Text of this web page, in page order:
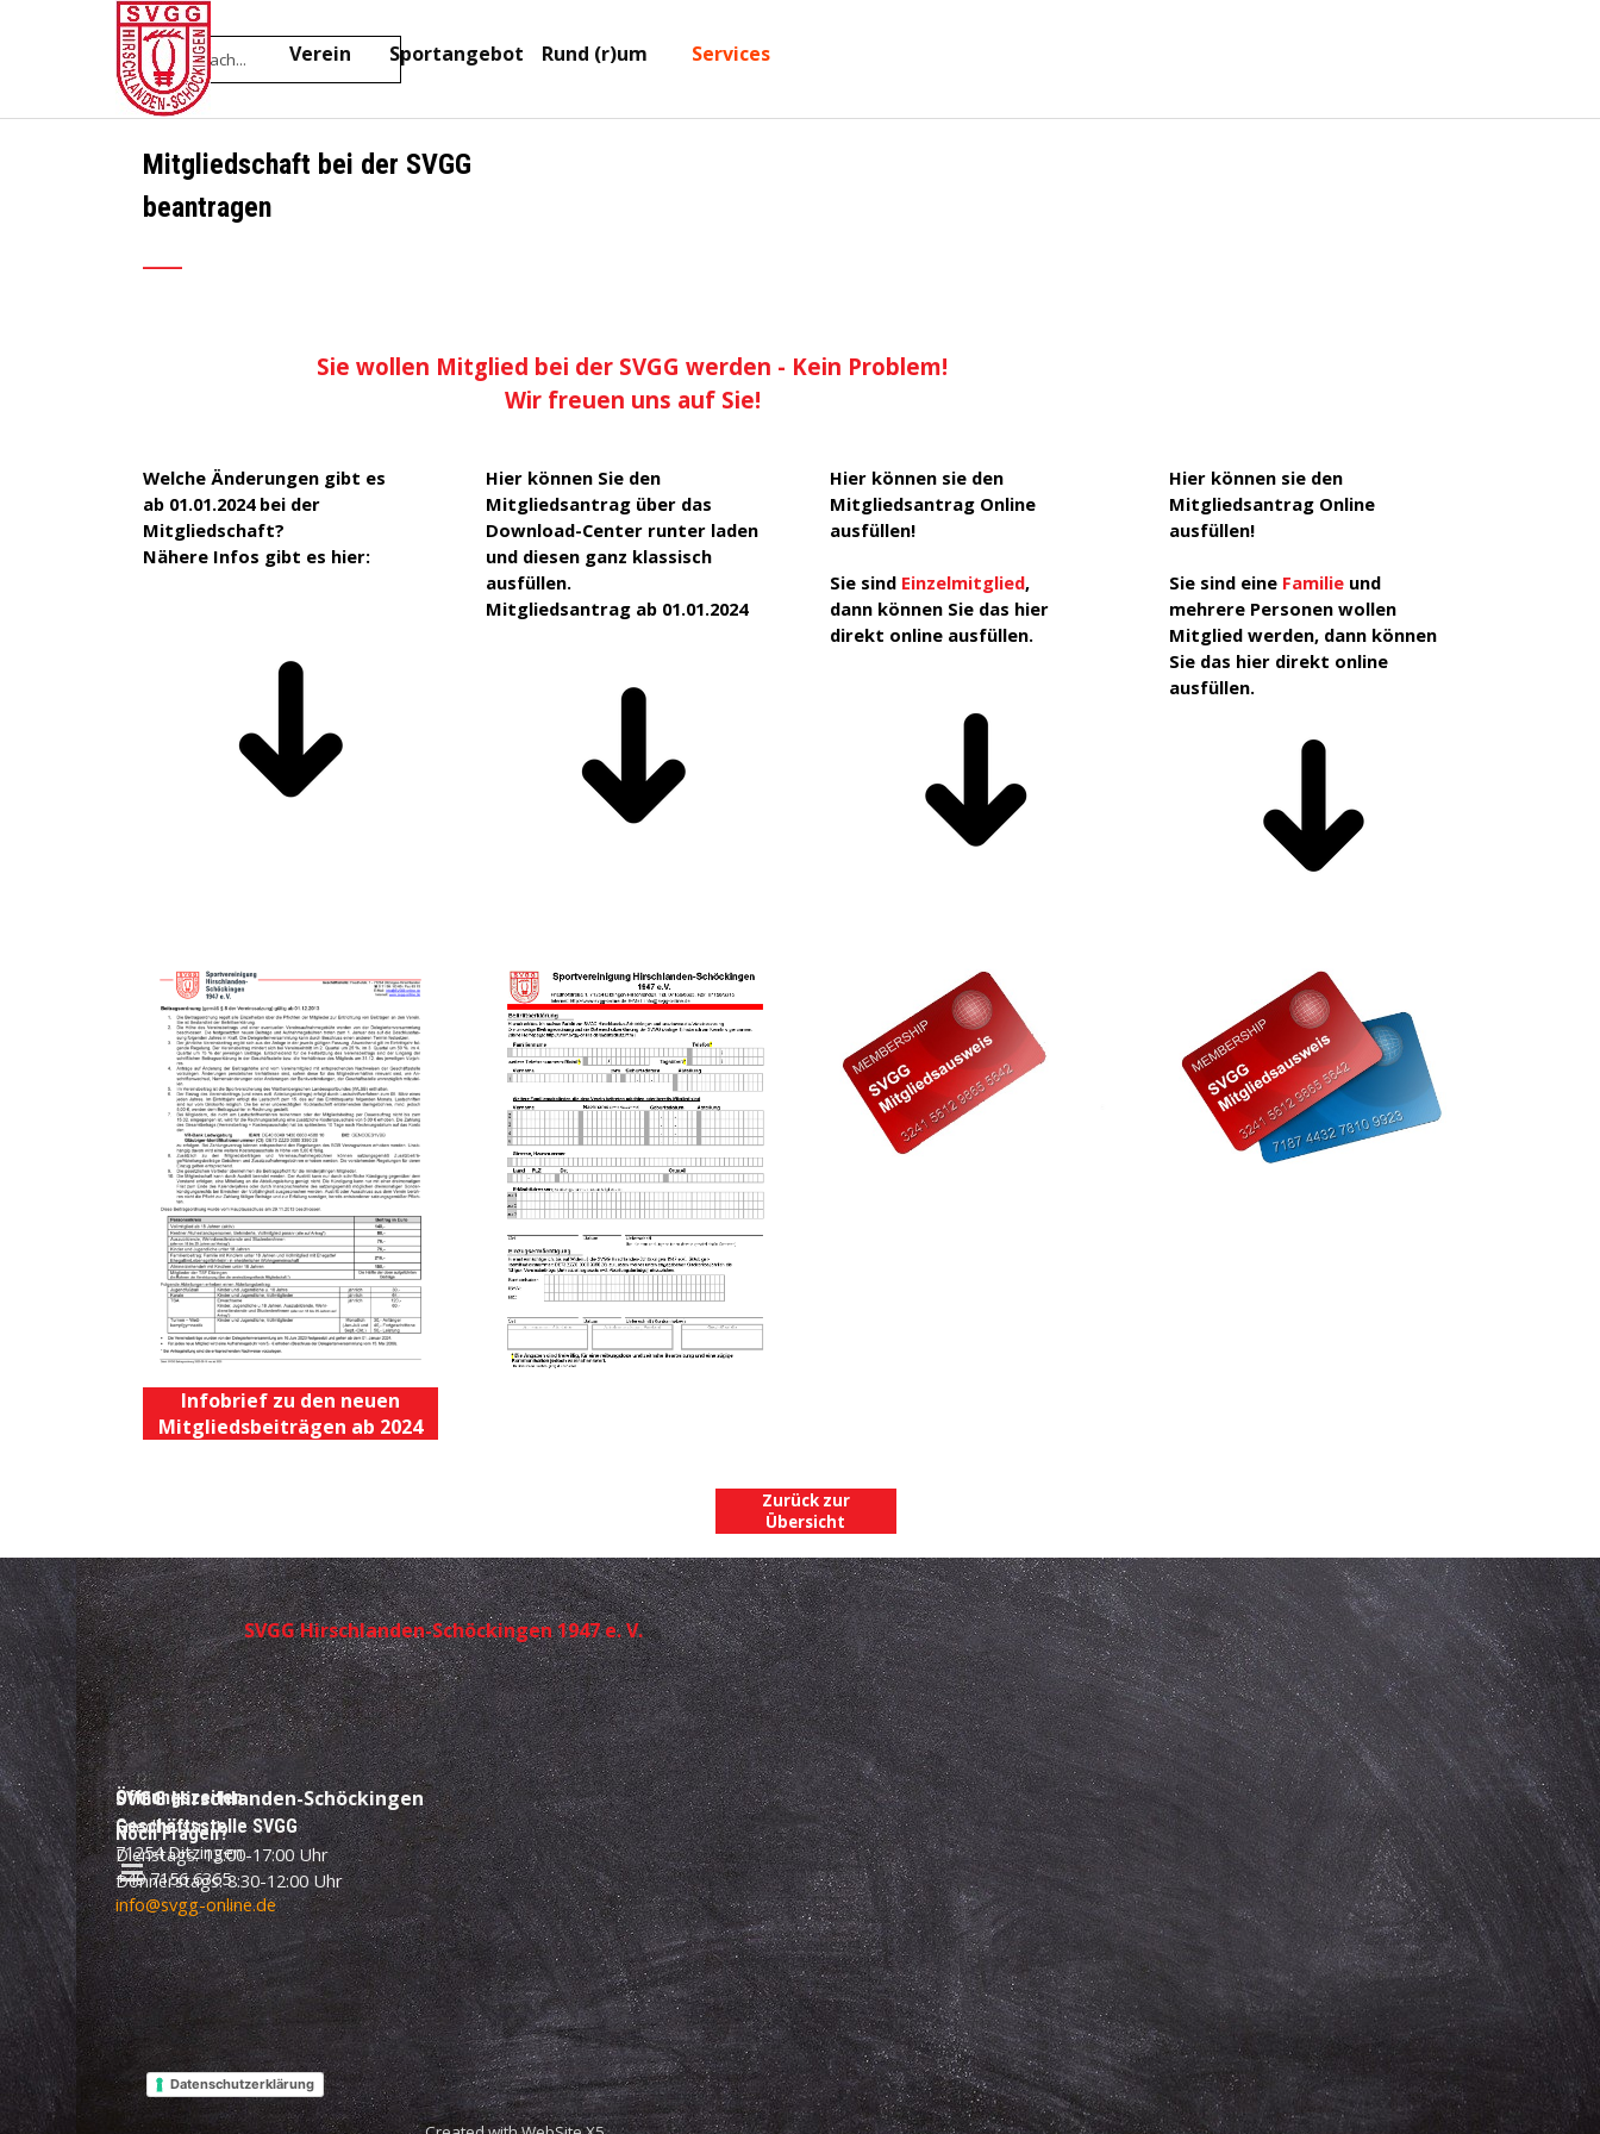
Direkt zum Seiteninhalt
Menü überspringen
Home Verein ▼
Sportangebote ▼
Rund (r)um ▼
Services
Mitgliedschaft bei der SVGG
beantragen
Sie wollen Mitglied bei der SVGG werden - Kein Problem!
Wir freuen uns auf Sie!
Welche Änderungen gibt es
ab 01.01.2024 bei der
Mitgliedschaft?
Nähere Infos gibt es hier:
Hier können sie den
Mitgliedsantrag Online
ausfüllen!
Sie sind Einzelmitglied,
dann können Sie das hier
direkt online ausfüllen.
Hier können Sie den
Mitgliedsantrag über das
Download-Center runter laden
und diesen ganz klassisch
ausfüllen.
Mitgliedsantrag ab 01.01.2024
Infobrief zu den neuen
Mitgliedsbeiträgen ab 2024
Zurück zur
Übersicht
Hier können sie den
Mitgliedsantrag Online
ausfüllen!
Sie sind eine Familie und
mehrere Personen wollen
Mitgliedwerden, dann können
Sie das hier direkt online
ausfüllen.
SVGG Hirschlanden-Schöckingen 1947 e. V.
Öffnungszeiten
Geschäftsstelle SVGG
Dienstags: 13:00-17:00 Uhr
Donnerstags: 8:30-12:00 Uhr
SVGGHirschlanden-Schöckingen
Friedhofstr. 1
71254 Ditzingen
+49 7156 6365
info@svgg-online.de
Noch Fragen?
Menü überspringen
Datenschutzerklärung